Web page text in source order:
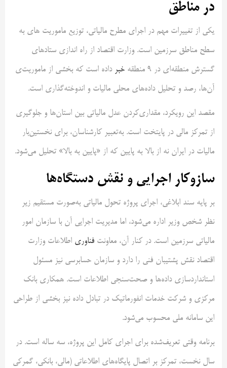
در مناطق
یکی از تغییرات مهم در اجرای مطرح مالیاتی، توزیع ماموریت های به
سطح مناطق سرزمین است. وزارت اقتصاد از راه اندازی ستادهای
گسترش منطقه‌ای در ۹ منطقه
خبر داده است که بخشی از ماموریت‌ی
آن‌ها، رصد و تحلیل داده‌های محلی مالیات و اندوخته‌گذاری است.
مقصد این رویکرد، مقداری‌کردن عدل مالیاتی بین استان‌ها و جلوگیری
از تمرکز مالی در پایتخت است. به‌تعبیر کارشناسان، برای نخستین‌بار
مالیات در ایران نه از بالا به پایین که از «پایین به بالا» تحلیل می‌شود.
سازوکار اجرایی و نقش دستگاه‌ها
بر پایه سند ابلاغی، اجرای پروژه تحول مالیاتی به‌صورت مستقیم زیر
نظر شخص وزیر اداره می‌شود، اما مدیریت اجرایی آن با سازمان امور
مالیاتی سرزمین است. در کنار آن، معاونت فناوری اطلاعات وزارت
اقتصاد نقش پشتیبان فنی را دارد و سازمان حسابرسی نیز مسئول
استانداردسازی داده‌ها و صحت‌سنجی اطلاعات است. همکاری بانک
مرکزی و شرکت خدمات انفورماتیک در تبادل داده نیز بخشی از طراحی
این سامانه ملی محسوب می‌شود.
برنامه وقتی تعریف‌شده برای اجرای کامل این پروژه، سه ساله است. در
سال نخست، تمرکز بر اتصال پایگاه‌های اطلاعاتی (مالی، بانکی، گمرکی